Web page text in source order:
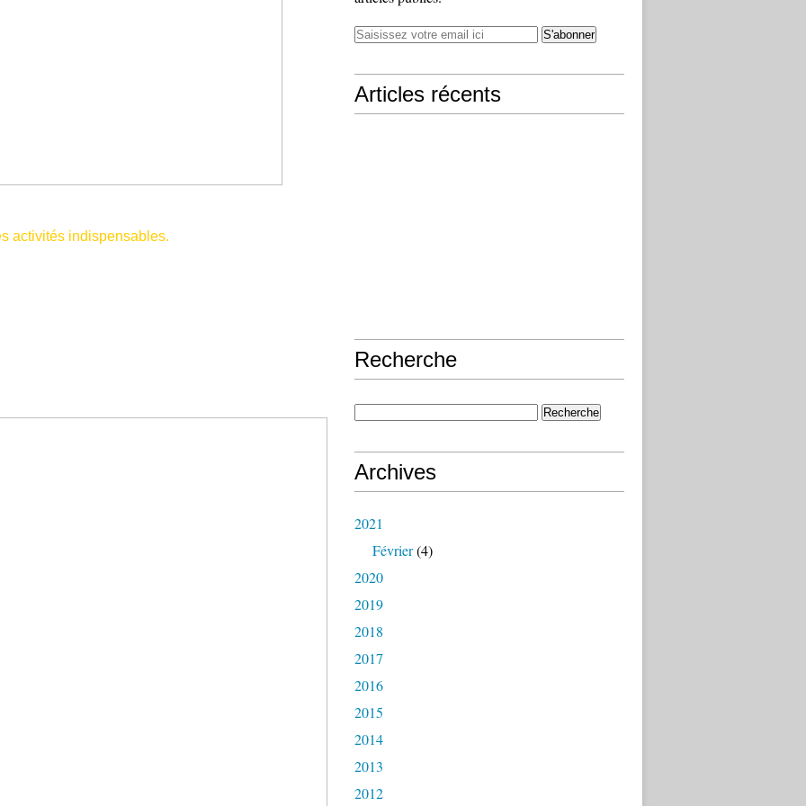
activités indispensables.
Articles récents
Recherche
Archives
2021
Février(4)
2020
2019
2018
2017
2016
2015
2014
2013
2012